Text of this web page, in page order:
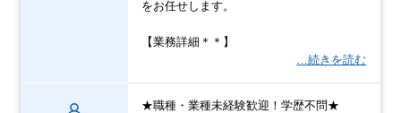
をお任せします。
【業務詳細＊＊】
…続きを読む
★職種・業種未経験歓迎！学歴不問★